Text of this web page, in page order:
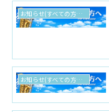
お知らせ(すべての方向け)
お知らせ(すべての方向け)